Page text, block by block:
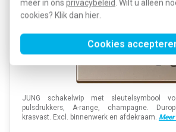
meer in ons privacybeleid. Wilt u alleen
cookies? Klik dan hier.
Cookies
JUNG schakelwip met sleutelsymbool
pulsdrukkers, A-range, champagne.
krasvast. Excl. binnenwerk en afdekraam.